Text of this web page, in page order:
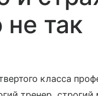
не так
класса